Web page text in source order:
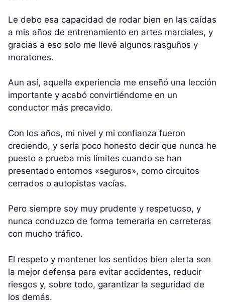
Le debo esa capacidad de rodar bien en las caídas
a mis años de entrenamiento en artes marciales, y
gracias a eso solo me llevé algunos rasguños y
moratones.
Aun así, aquella experiencia me enseñó una lección
importante y acabó convirtiéndome en un
conductor más precavido.
Con los años, mi nivel y mi confianza fueron
creciendo, y sería poco honesto decir que nunca he
puesto a prueba mis límites cuando se han
presentado entornos «seguros», como circuitos
cerrados o autopistas vacías.
Pero siempre soy muy prudente y respetuoso, y
nunca conduzco de forma temeraria en carreteras
con mucho tráfico.
El respeto y mantener los sentidos bien alerta son
la mejor defensa para evitar accidentes, reducir
riesgos y, sobre todo, garantizar la seguridad de
los demás.